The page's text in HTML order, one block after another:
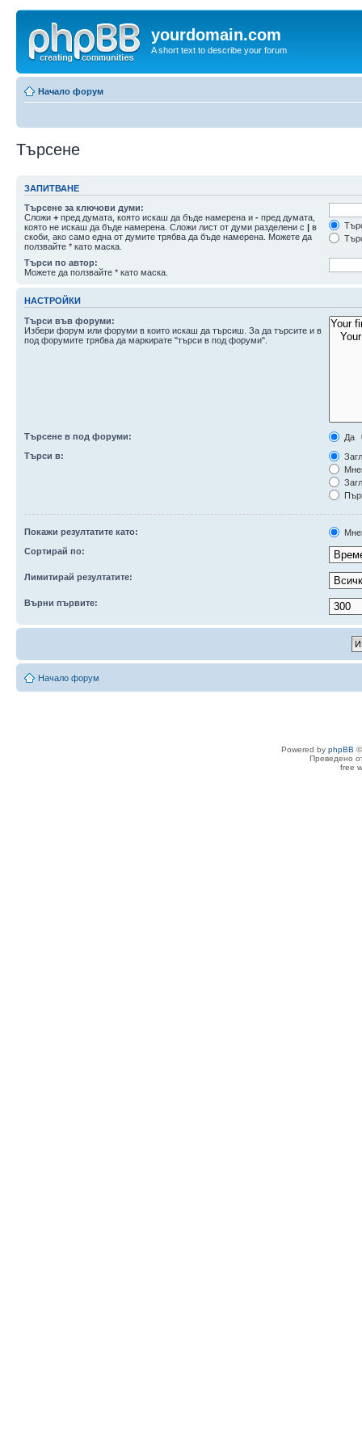
yourdomain.com
A short text to describe your forum
Начало форум
Търсене
ЗАПИТВАНЕ
Търсене за ключови думи:
Сложи + пред думата, която искаш да бъде намерена и - пред думата,
която не искаш да бъде намерена. Сложи лист от думи разделени с | в
скоби, ако само една от думите трябва да бъде намерена. Можете да
ползвайте * като маска.
Търси по автор:
Можете да ползвайте * като маска.
НАСТРОЙКИ
Търси във форуми:
Избери форум или форуми в които искаш да търсиш. За да търсите и в
под форумите трябва да маркирате "търси в под форуми".
Търсене в под форуми:
Да
Търси в:
Покажи резултатите като:
Сортирай по:
Лимитирай резултатите:
Върни първите:
Начало форум
Powered by phpBB
Преведено
free